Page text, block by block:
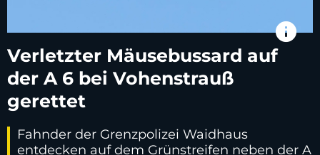
info
Verletzter Mäusebussard auf
der A 6 bei Vohenstrauß
gerettet
Fahnder der Grenzpolizei Waidhaus
entdecken auf dem Grünstreifen neben der A